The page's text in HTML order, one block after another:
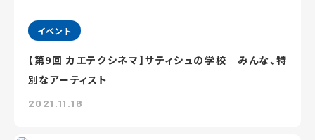
イベント
【第9回 カエテクシネマ】サティシュの学校 みんな、特
別なアーティスト
2021.11.18